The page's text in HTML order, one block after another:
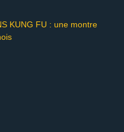
KUNG FU : une montre